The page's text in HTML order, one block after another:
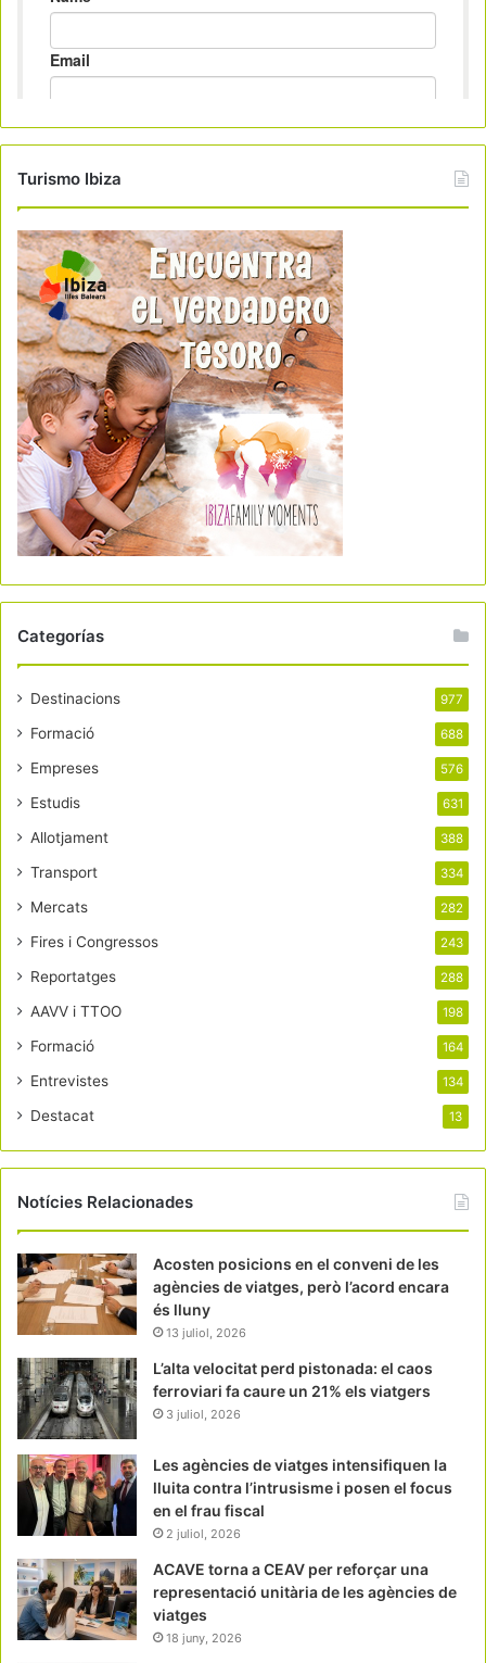
Turismo Ibiza
Categorías
Destinacions 977
Formació 688
Empreses 576
Estudis 631
Allotjament 388
Transport 334
Mercats 282
Fires i Congressos 243
Reportatges 288
AAVV i TTOO 198
Formació 164
Entrevistes 134
Destacat 13
Notícies Relacionades
Acosten posicions en el conveni de les
agències de viatges, però l’acord encara
és lluny
13 juliol, 2026
L’alta velocitat perd pistonada: el caos
ferroviari fa caure un 21% els viatgers
3 juliol, 2026
Les agències de viatges intensifiquen la
lluita contra l’intrusisme i posen el focus
en el frau fiscal
2 juliol, 2026
ACAVE torna a CEAV per reforçar una
representació unitària de les agències de
viatges
18 juny, 2026